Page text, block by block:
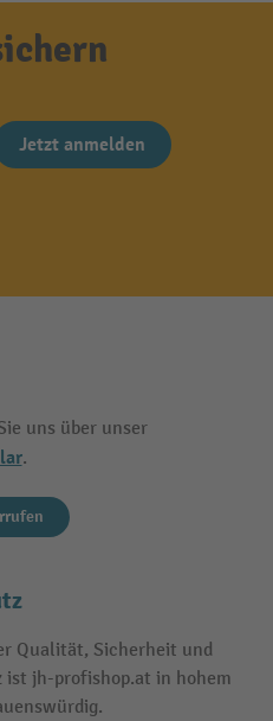
Jetzt anmelden
uns über unser
.
Qualität, Sicherheit und
ist jh-profishop.at in hohem